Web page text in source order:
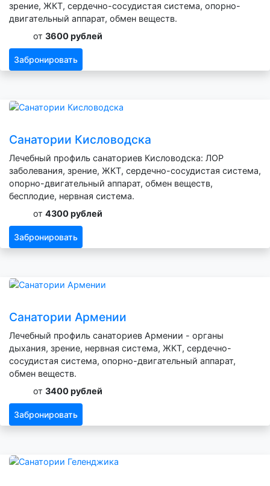
зрение, ЖКТ, сердечно-сосудистая система, опорно-
двигательный аппарат, обмен веществ.
от 3600 рублей
Забронировать
Санатории Кисловодска
Лечебный профиль санаториев Кисловодска: ЛОР
заболевания, зрение, ЖКТ, сердечно-сосудистая система,
опорно-двигательный аппарат, обмен веществ,
бесплодие, нервная система.
от 4300 рублей
Забронировать
Санатории Армении
Лечебный профиль санаториев Армении - органы
дыхания, зрение, нервная система, ЖКТ, сердечно-
сосудистая система, опорно-двигательный аппарат,
обмен веществ.
от 3400 рублей
Забронировать